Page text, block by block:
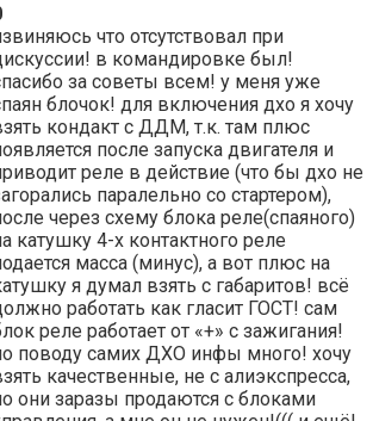
что отсутствовал при
в командировке был!
за советы всем! у меня уже
блочок! для включения дхо я хочу
кондакт с ДДМ, т.к. там плюс
после запуска двигателя и
реле в действие (что бы дхо не
паралельно со стартером),
через схему блока реле(спаяного)
катушку 4-х контактного реле
масса (минус), а вот плюс на
я думал взять с габаритов! всё
работать как гласит ГОСТ! сам
реле работает от «+» с зажигания!
поводу самих ДХО инфы много! хочу
качественные, не с алиэкспресса,
они заразы продаются с блоками